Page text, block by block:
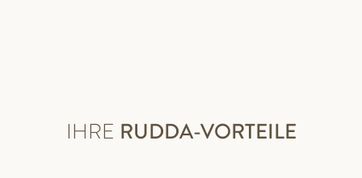
IHRE RUDDA-VORTEILE